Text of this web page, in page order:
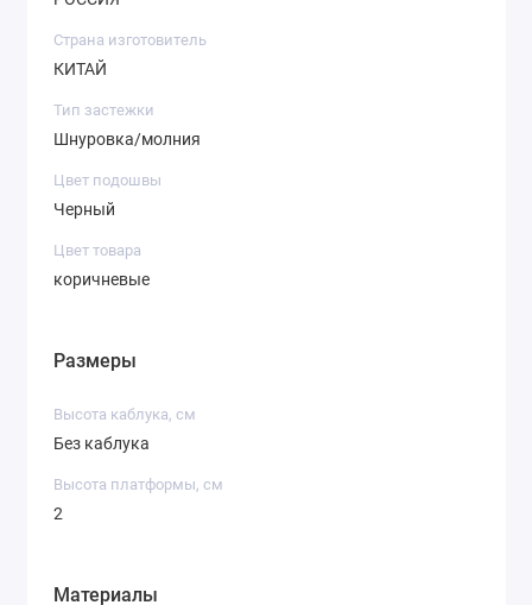
Страна изготовитель
КИТАЙ
Тип застежки
Шнуровка/молния
Цвет подошвы
Черный
Цвет товара
коричневые
Размеры
Высота каблука, см
Без каблука
Высота платформы, см
2
Материалы